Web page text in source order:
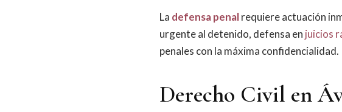
La defensa penalrequiere actuación
urgente al detenido, defensa en juicios
penales con la máxima confidencialidad.
Derecho Civil en